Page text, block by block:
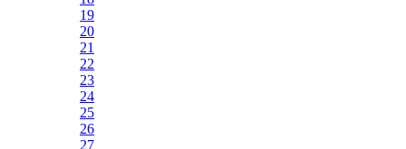
19
20
21
22
23
24
25
26
27